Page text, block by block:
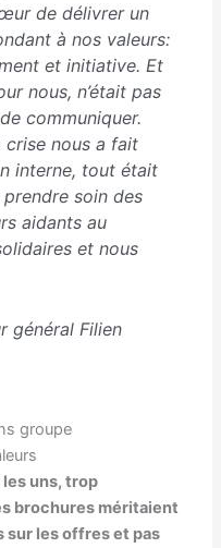
de délivrer un
à nos valeurs:
et initiative. Et
nous, n’était pas
communiquer.
crise nous a fait
interne, tout était
soin des
aidants au
et nous
général Filien
uns, trop
brochures méritaient
sur les offres et pas